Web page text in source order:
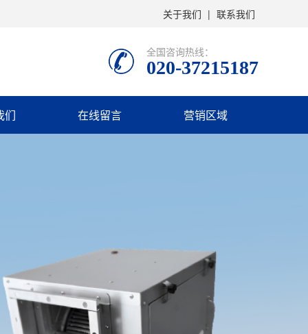
关于我们 | 联系我们
全国咨询热线：
020-37215187
们 在线留言 营销区域